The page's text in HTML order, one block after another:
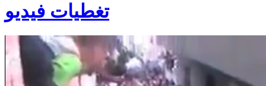
تغطيات فيديو